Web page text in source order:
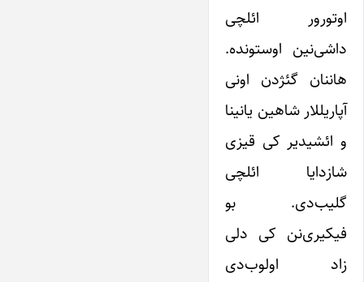
اوتورور ائلچی
داشی‌نین اوستونده.
هاننان گئژدن اونی
آپاریللار شاهین یانینا
و ائشیدیر کی قیزی
شازدایا ائلچی
گلیب‌دی. بو
فیکیری‌نن کی دلی
زاد اولوب‌دی